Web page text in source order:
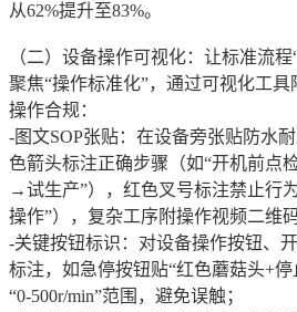
从62%提升至83%。
（二）设备操作可视化：让标准流程
聚焦“操作标准化”，通过可视化工
操作合规：
-图文SOP张贴：在设备旁张贴防水
色箭头标注正确步骤（如“开机前
→试生产”），红色叉号标注禁止行
操作”），复杂工序附操作视频二维
-关键按钮标识：对设备操作按钮、
标注，如急停按钮贴“红色蘑菇头+
“0-500r/min”范围，避免误触；